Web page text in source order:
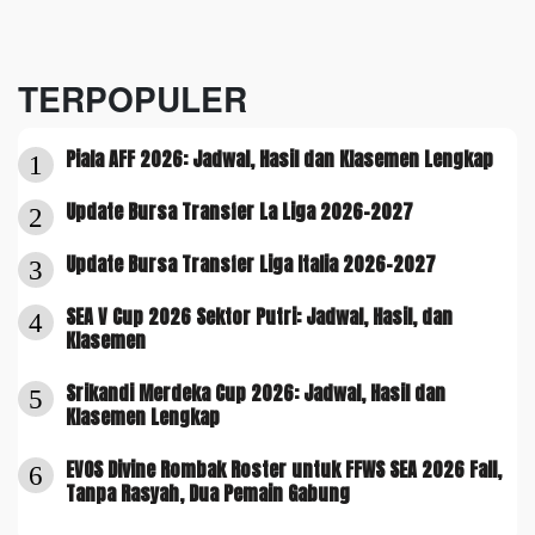
TERPOPULER
1 Piala AFF 2026: Jadwal, Hasil dan Klasemen Lengkap
2 Update Bursa Transfer La Liga 2026-2027
3 Update Bursa Transfer Liga Italia 2026-2027
4
SEA V Cup 2026 Sektor Putri: Jadwal, Hasil, dan
Klasemen
5
Srikandi Merdeka Cup 2026: Jadwal, Hasil dan
Klasemen Lengkap
6
EVOS Divine Rombak Roster untuk FFWS SEA 2026 Fall,
Tanpa Rasyah, Dua Pemain Gabung